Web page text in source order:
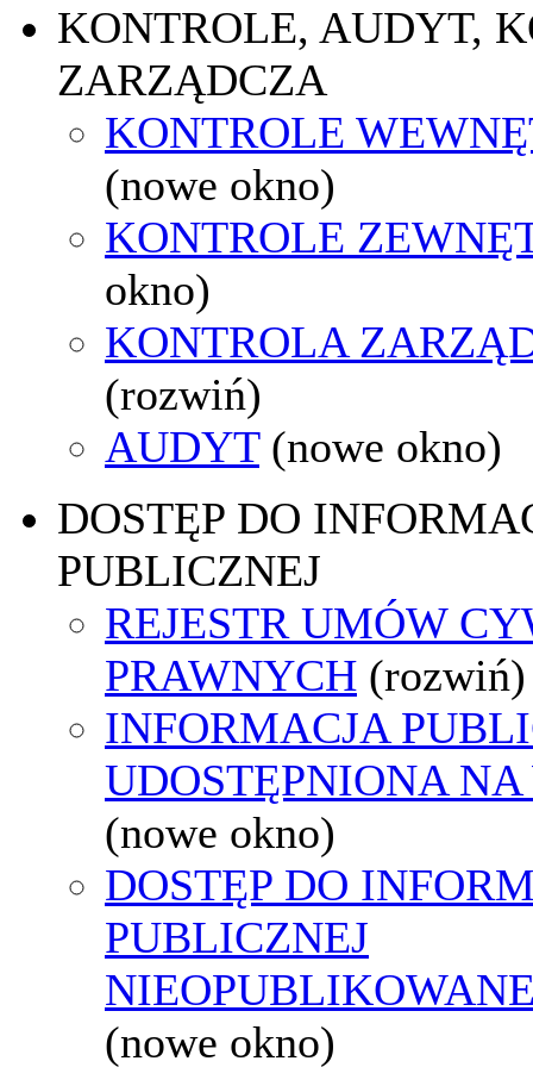
KONTROLE, AUDYT,
ZARZĄDCZA
KONTROLE
(nowe okno)
KONTROLE
okno)
KONTROLA
(rozwiń)
AUDYT (nowe okno)
DOSTĘP DO
PUBLICZNEJ
REJESTR UMÓW
PRAWNYCH (rozwiń)
INFORMACJA
UDOSTĘPNIONA
(nowe okno)
DOSTĘP DO
PUBLICZNEJ
(nowe okno)